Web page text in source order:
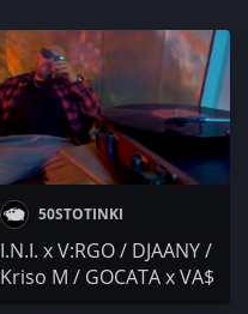
50STOTINKI
I.N.I. x V:RGO / DJAANY /
Kriso M / GOCATA x VA$